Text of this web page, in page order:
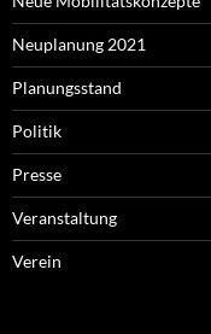
Neuplanung 2021
Planungsstand
Politik
Presse
Veranstaltung
Verein